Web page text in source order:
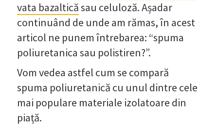
vata bazalticăsau celuloză. Așadar
continuând de unde am rămas, în acest
articol ne punem întrebarea: “spuma
poliuretanica sau polistiren?”.
Vom vedea astfel cum se compară
spuma poliuretanică cu unul dintre cele
mai populare materiale izolatoare din
piață.